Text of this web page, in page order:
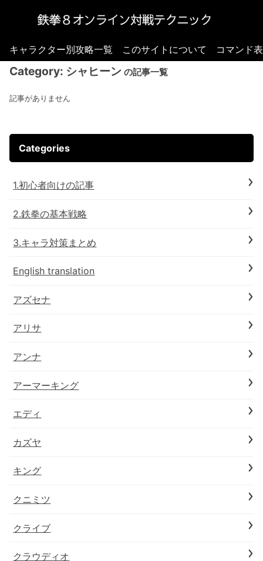
キャラクター別攻略一覧 このサイトについて コマンド
Category: シャヒーン の記事一覧
記事がありません
Categories
1.初心者向けの記事
2.鉄拳の基本戦略
3.キャラ対策まとめ
English translation
アズセナ
アリサ
アンナ
アーマーキング
エディ
カズヤ
キング
クニミツ
クライブ
クラウディオ